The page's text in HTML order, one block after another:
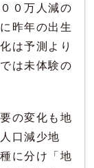
０万人減の
昨年の出生
は予測より
は未体験の
の変化も地
口減少地
に分け「地